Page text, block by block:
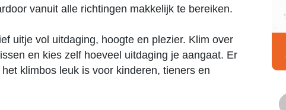
vanuit alle richtingen makkelijk te bereiken.
uitje vol uitdaging, hoogte en plezier. Klim over
en kies zelf hoeveel uitdaging je aangaat. Er
klimbos leuk is voor kinderen, tieners en